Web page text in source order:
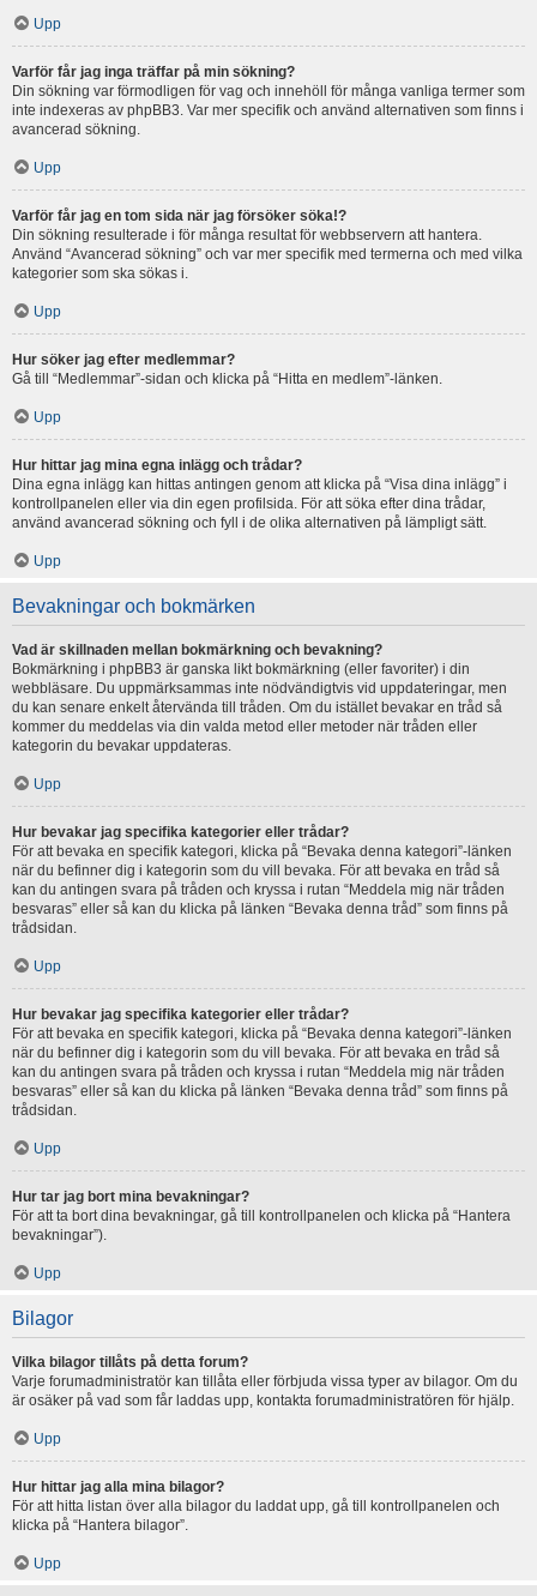
Upp
Varför får jag inga träffar på min sökning?
Din sökning var förmodligen för vag och innehöll för många vanliga termer som
inte indexeras av phpBB3. Var mer specifik och använd alternativen som finns i
avancerad sökning.
Upp
Varför får jag en tom sida när jag försöker söka!?
Din sökning resulterade i för många resultat för webbservern att hantera.
Använd “Avancerad sökning” och var mer specifik med termerna och med vilka
kategorier som ska sökas i.
Upp
Hur söker jag efter medlemmar?
Gå till “Medlemmar”-sidan och klicka på “Hitta en medlem”-länken.
Upp
Hur hittar jag mina egna inlägg och trådar?
Dina egna inlägg kan hittas antingen genom att klicka på “Visa dina inlägg” i
kontrollpanelen eller via din egen profilsida. För att söka efter dina trådar,
använd avancerad sökning och fyll i de olika alternativen på lämpligt sätt.
Upp
Bevakningar och bokmärken
Vad är skillnaden mellan bokmärkning och bevakning?
Bokmärkning i phpBB3 är ganska likt bokmärkning (eller favoriter) i din
webbläsare. Du uppmärksammas inte nödvändigtvis vid uppdateringar, men
du kan senare enkelt återvända till tråden. Om du istället bevakar en tråd så
kommer du meddelas via din valda metod eller metoder när tråden eller
kategorin du bevakar uppdateras.
Upp
Hur bevakar jag specifika kategorier eller trådar?
För att bevaka en specifik kategori, klicka på “Bevaka denna kategori”-länken
när du befinner dig i kategorin som du vill bevaka. För att bevaka en tråd så
kan du antingen svara på tråden och kryssa i rutan “Meddela mig när tråden
besvaras” eller så kan du klicka på länken “Bevaka denna tråd” som finns på
trådsidan.
Upp
Hur bevakar jag specifika kategorier eller trådar?
För att bevaka en specifik kategori, klicka på “Bevaka denna kategori”-länken
när du befinner dig i kategorin som du vill bevaka. För att bevaka en tråd så
kan du antingen svara på tråden och kryssa i rutan “Meddela mig när tråden
besvaras” eller så kan du klicka på länken “Bevaka denna tråd” som finns på
trådsidan.
Upp
Hur tar jag bort mina bevakningar?
För att ta bort dina bevakningar, gå till kontrollpanelen och klicka på “Hantera
bevakningar”).
Upp
Bilagor
Vilka bilagor tillåts på detta forum?
Varje forumadministratör kan tillåta eller förbjuda vissa typer av bilagor. Om du
är osäker på vad som får laddas upp, kontakta forumadministratören för hjälp.
Upp
Hur hittar jag alla mina bilagor?
För att hitta listan över alla bilagor du laddat upp, gå till kontrollpanelen och
klicka på “Hantera bilagor”.
Upp